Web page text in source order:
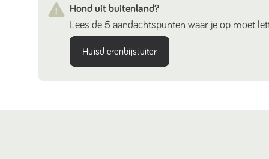
Hond uit buitenland?
Lees de 5 aandachtspunten waar je op moet
Huisdierenbijsluiter